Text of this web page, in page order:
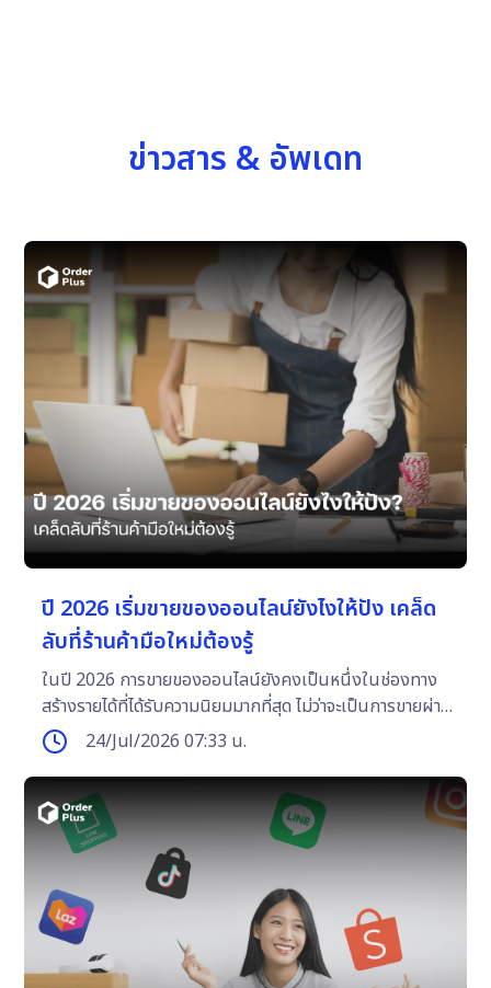
ข่าวสาร & อัพเดท
ปี 2026 เริ่มขายของออนไลน์ยังไงให้ปัง เคล็ด
ลับที่ร้านค้ามือใหม่ต้องรู้
ในปี 2026 การขายของออนไลน์ยังคงเป็นหนึ่งในช่องทาง
สร้างรายได้ที่ได้รับความนิยมมากที่สุด ไม่ว่าจะเป็นการขายผ่าน
Shopee, Lazada, TikTok Shop, Facebook หรือ
Instagram แต่ในขณะเดียวกัน การแข่งขันก็สูงขึ้นเช่นกัน
24/Jul/2026 07:33 น.